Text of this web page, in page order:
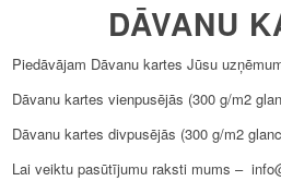
DĀVANU
Piedāvājam Dāvanu kartes Jūsu
Dāvanu kartes vienpusējās (300 g/m2
Dāvanu kartes divpusējās (300 g/m2
Lai veiktu pasūtījumu raksti mums –